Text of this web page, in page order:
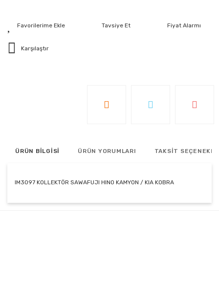
Tavsiye Et Fiyat Alarmı
Karşılaştır
ÜRÜN BİLGİSİ ÜRÜN YORUMLARI TAKSİT
IM3097 KOLLEKTÖR SAWAFUJI HINO KAMYON / KIA KOBRA